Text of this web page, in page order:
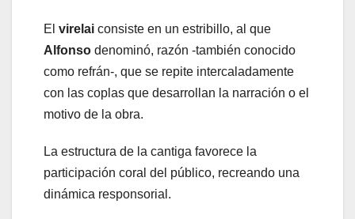
El virelai consiste en un estribillo, al que
Alfonso denominó, razón -también conocido
como refrán-, que se repite intercaladamente
con las coplas que desarrollan la narración o el
motivo de la obra.
La estructura de la cantiga favorece la
participación coral del público, recreando una
dinámica responsorial.